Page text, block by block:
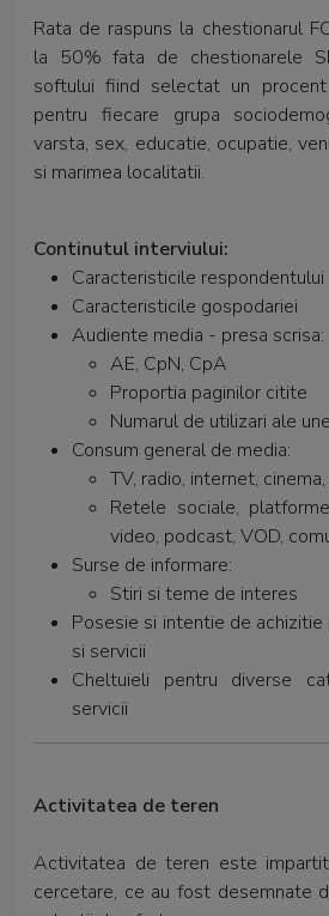
Rata de raspuns la chestionarul
la 50% fata de chestionarele
softului fiind selectat un
pentru fiecare grupa
varsta, sex, educatie, ocupatie,
si marimea localitatii.
Continutul interviului:
Caracteristicile respondentului
Caracteristicile gospodariei
Audiente media - presa scrisa:
AE, CpN, CpA
Proportia paginilor citite
Numarul de utilizari ale
Consum general de media:
TV, radio, internet,
Retele sociale,
video, podcast, VOD,
Surse de informare:
Stiri si teme de interes
Posesie si intentie de
si servicii
Cheltuieli pentru diverse
servicii
Activitatea de teren
Activitatea de teren este
cercetare, ce au fost desemnate